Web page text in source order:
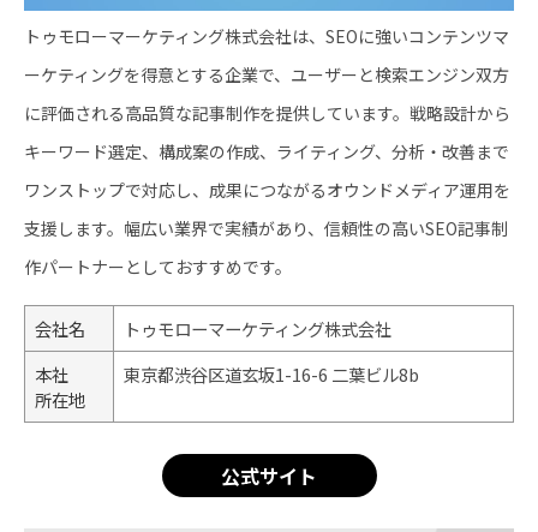
トゥモローマーケティング株式会社は、SEOに強いコンテンツマ
ーケティングを得意とする企業で、ユーザーと検索エンジン双方
に評価される高品質な記事制作を提供しています。戦略設計から
キーワード選定、構成案の作成、ライティング、分析・改善まで
ワンストップで対応し、成果につながるオウンドメディア運用を
支援します。幅広い業界で実績があり、信頼性の高いSEO記事制
作パートナーとしておすすめです。
会社名
トゥモローマーケティング株式会社
本社
所在地
東京都渋谷区道玄坂1-16-6 二葉ビル8b
公式サイト